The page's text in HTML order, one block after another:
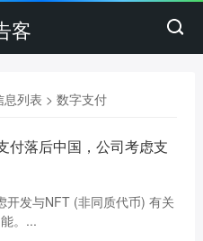
客
列表 > 数字支付
付落后中国，公司考虑支
开发与NFT (非同质代币) 有关
。...